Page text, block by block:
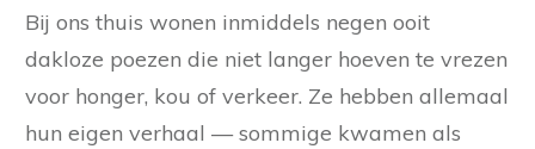
Bij ons thuis wonen inmiddels negen ooit
dakloze poezen die niet langer hoeven te vrezen
voor honger, kou of verkeer. Ze hebben allemaal
hun eigen verhaal — sommige kwamen als